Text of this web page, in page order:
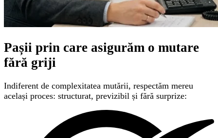
Pașii prin care asigurăm o mutare
fără griji
Indiferent de complexitatea mutării, respectăm mereu
același proces: structurat, previzibil și fără surprize: